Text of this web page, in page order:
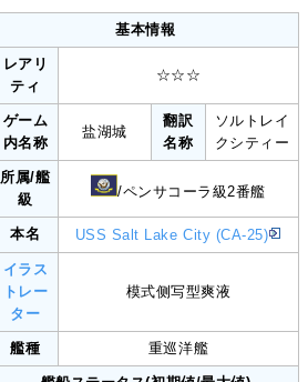
基本情報
レアリ
ティ
☆☆☆
ゲーム
内名称
盐湖城
翻訳
名称
ソルトレイ
クシティー
所属/艦
級
/ペンサコーラ級2番艦
本名 USS Salt Lake City (CA-25)
イラス
トレー
ター
模式侧写型爽液
艦種 重巡洋艦